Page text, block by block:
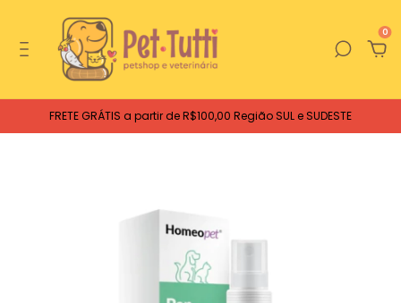
0
FRETE GRÁTIS a partir de R$100,00 Região SUL e SUDESTE